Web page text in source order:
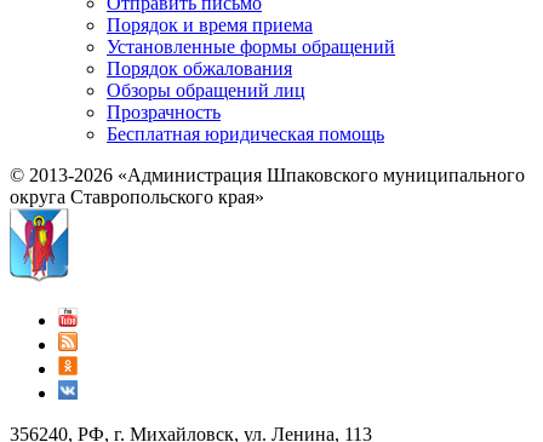
Порядок и время приема
Установленные формы обращений
Порядок обжалования
Обзоры обращений лиц
Прозрачность
Бесплатная юридическая помощь
© 2013-2026 «Администрация Шпаковского муниципального
округа Ставропольского края»
356240, РФ, г. Михайловск, ул. Ленина, 113